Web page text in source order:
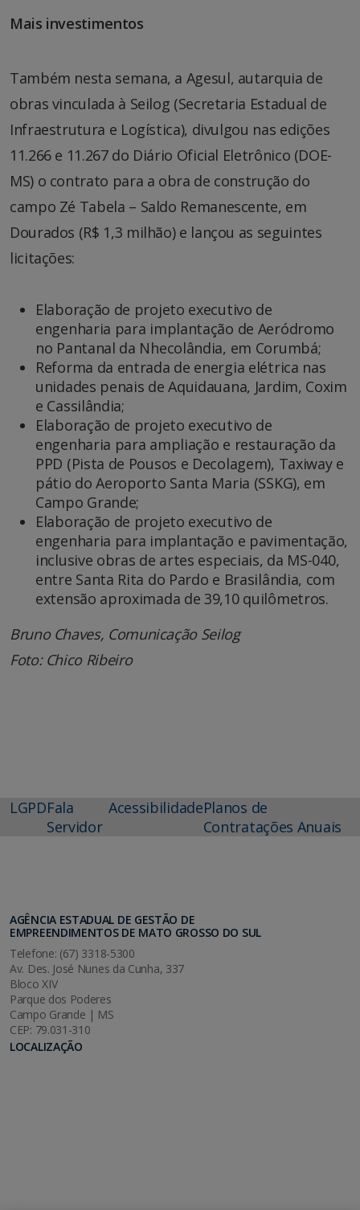
Mais investimentos
Também nesta semana, a Agesul, autarquia de
obras vinculada à Seilog (Secretaria Estadual de
Infraestrutura e Logística), divulgou nas edições
11.266 e 11.267 do Diário Oficial Eletrônico (DOE-
MS) o contrato para a obra de construção do
campo Zé Tabela – Saldo Remanescente, em
Dourados (R$ 1,3 milhão) e lançou as seguintes
licitações:
Elaboração de projeto executivo de
engenharia para implantação de Aeródromo
no Pantanal da Nhecolândia, em Corumbá;
Reforma da entrada de energia elétrica nas
unidades penais de Aquidauana, Jardim, Coxim
e Cassilândia;
Elaboração de projeto executivo de
engenharia para ampliação e restauração da
PPD (Pista de Pousos e Decolagem), Taxiway e
pátio do Aeroporto Santa Maria (SSKG), em
Campo Grande;
Elaboração de projeto executivo de
engenharia para implantação e pavimentação,
inclusive obras de artes especiais, da MS-040,
entre Santa Rita do Pardo e Brasilândia, com
extensão aproximada de 39,10 quilômetros.
Bruno Chaves, Comunicação Seilog
Foto: Chico Ribeiro
LGPDFala
Servidor
AcessibilidadePlanos de
Contratações Anuais
AGÊNCIA ESTADUAL DE GESTÃO DE
EMPREENDIMENTOS DE MATO GROSSO DO SUL
Telefone: (67) 3318-5300
Av. Des. José Nunes da Cunha, 337
Bloco XIV
Parque dos Poderes
Campo Grande | MS
CEP: 79.031-310
LOCALIZAÇÃO